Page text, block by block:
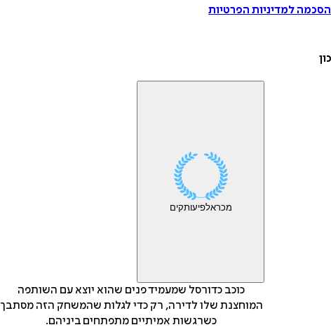
הסכמה למדיניות הפרטיות
מכראלפיעותקים
כוכב כדורסל שמעמיד פנים שהוא יוצא עם השותפה
המוחצנת שלו לדירה, רק כדי לגלות שהמשחק הזה מסתבך
כשרגשות אמיתיים מתפתחים ביניהם.